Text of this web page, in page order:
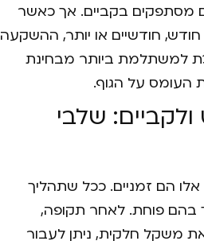
מסתפקים בקביים. אך כאשר
חודשיים או יותר, ההשקעה
למשתלמת ביותר מבחינת
העומס על הגוף.
שלבי
אלו הם זמניים. ככל שתהליך
פוחת. לאחר תקופה,
משקל חלקית, ניתן לעבור